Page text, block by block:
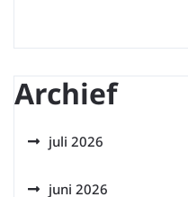
Archief
juli 2026
juni 2026